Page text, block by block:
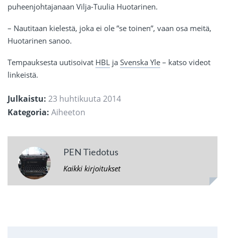
puheenjohtajanaan Vilja-Tuulia Huotarinen.
– Nautitaan kielestä, joka ei ole ”se toinen”, vaan osa meitä,
Huotarinen sanoo.
Tempauksesta uutisoivat HBL ja Svenska Yle – katso videot
linkeistä.
Julkaistu: 23 huhtikuuta 2014
Kategoria: Aiheeton
PEN Tiedotus
Kaikki kirjoitukset